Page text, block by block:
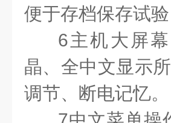
便于存档保存试
6主机大屏
晶、全中文显示
调节、断电记忆。